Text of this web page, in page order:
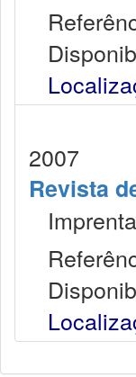
2007
Revista